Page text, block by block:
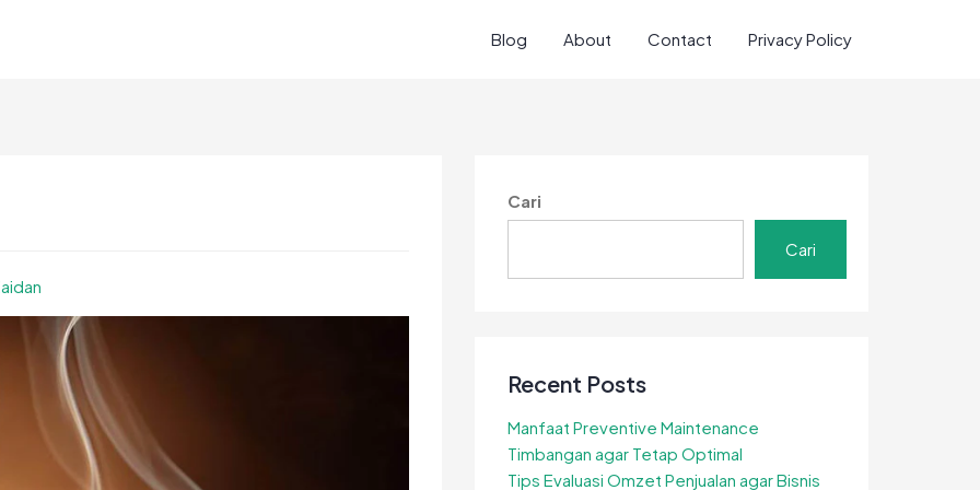
Blog About Contact Privacy Policy
Cari
Cari
Recent Posts
Manfaat Preventive Maintenance
Timbangan agar Tetap Optimal
Tips Evaluasi Omzet Penjualan agar Bisnis